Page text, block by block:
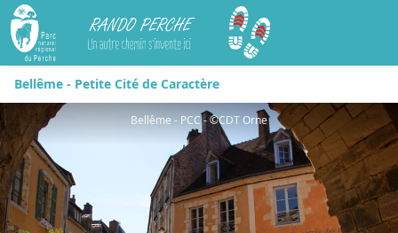
Rando Perche
Bellême - Petite Cité de Caractère
Bellême - PCC - ©CDT Orne